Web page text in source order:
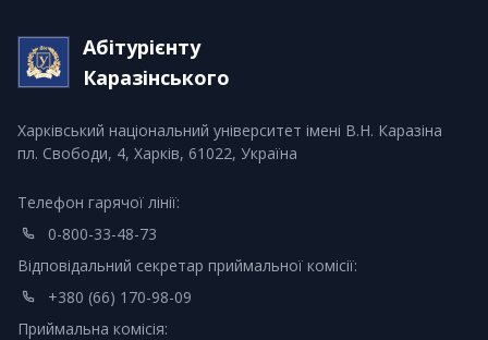
Абітурієнту
Каразінського
Харківський національний університет імені В.Н. Каразіна
пл. Свободи, 4, Харків, 61022, Україна
Телефон гарячої лінії:
0-800-33-48-73
Відповідальний секретар приймальної комісії:
+380 (66) 170-98-09
Приймальна комісія: